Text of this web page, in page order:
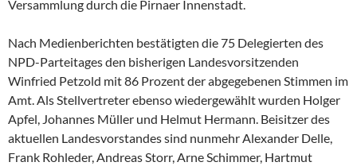
Versammlung durch die Pirnaer Innenstadt.
Nach Medienberichten bestätigten die 75 Delegierten des
NPD-Parteitages den bisherigen Landesvorsitzenden
Winfried Petzold mit 86 Prozent der abgegebenen Stimmen im
Amt. Als Stellvertreter ebenso wiedergewählt wurden Holger
Apfel, Johannes Müller und Helmut Hermann. Beisitzer des
aktuellen Landesvorstandes sind nunmehr Alexander Delle,
Frank Rohleder, Andreas Storr, Arne Schimmer, Hartmut